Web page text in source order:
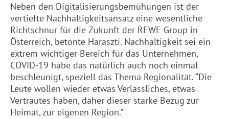
Neben den Digitalisierungsbemühungen ist der
vertiefte Nachhaltigkeitsansatz eine wesentliche
Richtschnur für die Zukunft der REWE Group in
Österreich, betonte Haraszti. Nachhaltigkeit sei ein
extrem wichtiger Bereich für das Unternehmen,
COVID-19 habe das natürlich auch noch einmal
beschleunigt, speziell das Thema Regionalität. “Die
Leute wollen wieder etwas Verlässliches, etwas
Vertrautes haben, daher dieser starke Bezug zur
Heimat, zur eigenen Region.”